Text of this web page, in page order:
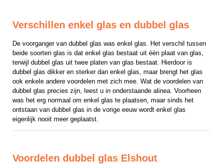
Verschillen enkel glas en dubbel glas
De voorganger van dubbel glas was enkel glas. Het verschil tussen
beide soorten glas is dat enkel glas bestaat uit één plaat van glas,
terwijl dubbel glas uit twee platen van glas bestaat. Hierdoor is
dubbel glas dikker en sterker dan enkel glas, maar brengt het glas
ook enkele andere voordelen met zich mee. Wat de voordelen van
dubbel glas precies zijn, leest u in onderstaande alinea. Voorheen
was het erg normaal om enkel glas te plaatsen, maar sinds het
ontstaan van dubbel glas in de vorige eeuw wordt enkel glas
eigenlijk nooit meer geplaatst.
Voordelen dubbel glas Elshout